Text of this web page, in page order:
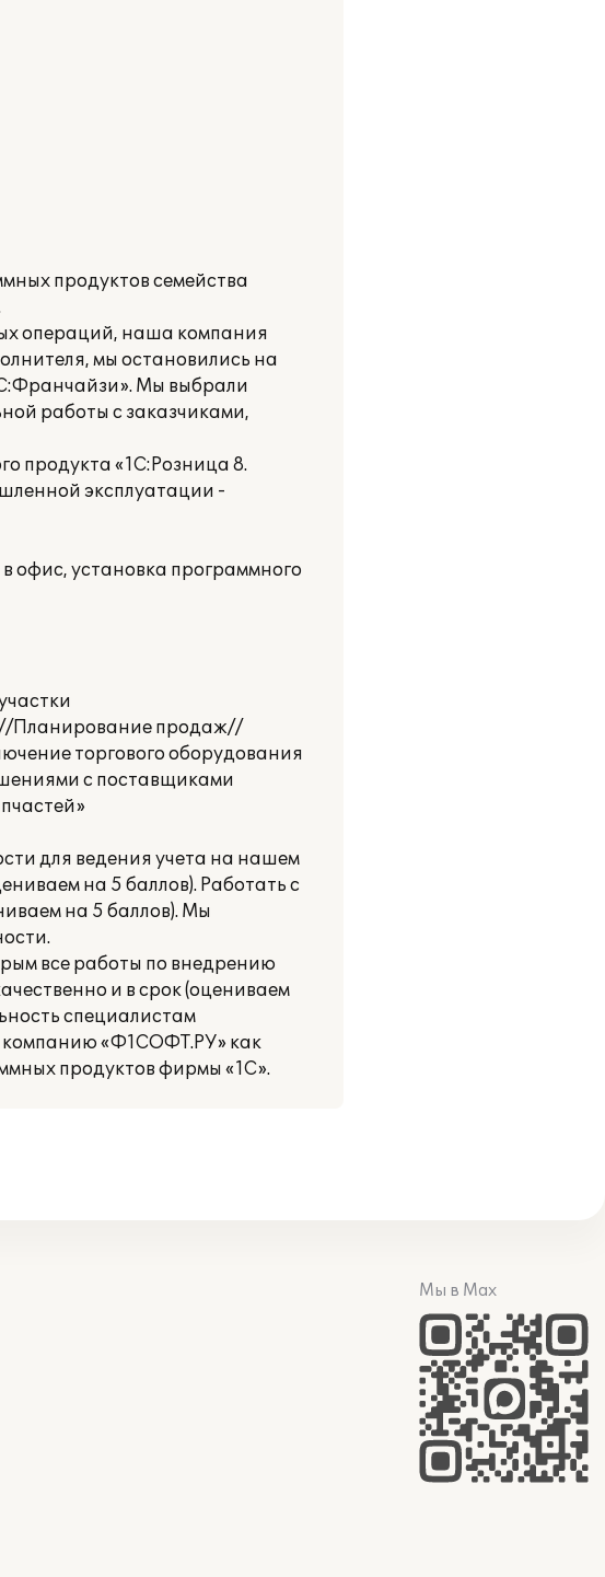
продуктов семейства
операций, наша компания
мы остановились на
Мы выбрали
работы с заказчиками,
продукта «1С:Розница 8.
эксплуатации -
офис, установка программного
//Планирование продаж//
торгового оборудования
с поставщиками
для ведения учета на нашем
на 5 баллов). Работать с
на 5 баллов). Мы
все работы по внедрению
и в срок (оцениваем
специалистам
компанию «Ф1СОФТ.РУ» как
продуктов фирмы «1С».
Мы в Max